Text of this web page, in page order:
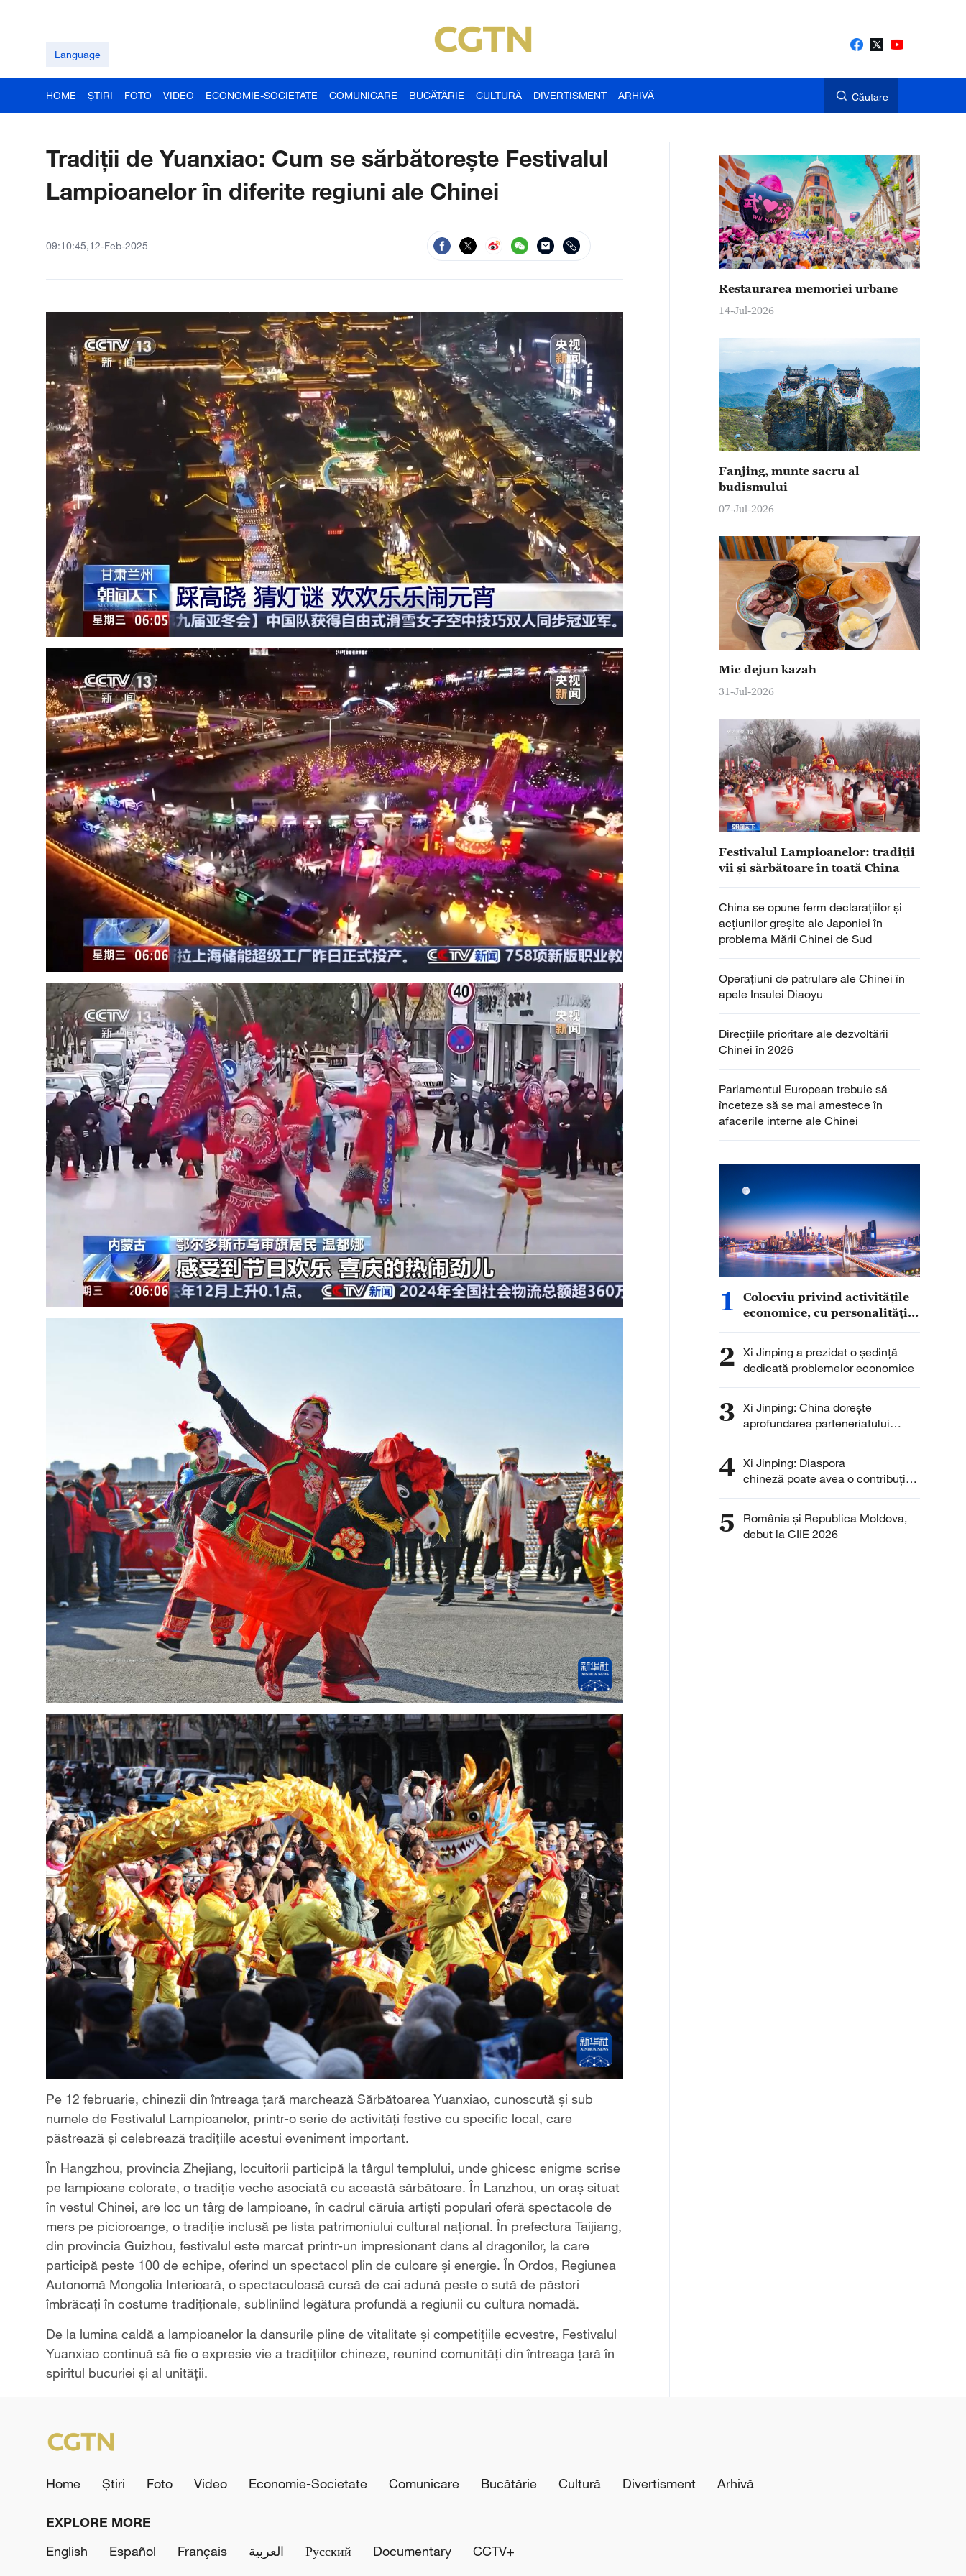
Language
HOME ȘTIRI FOTO VIDEO ECONOMIE-SOCIETATE COMUNICARE BUCĂTĂRIE CULTURĂ DIVERTISMENT ARHIVĂ Căutare
Tradiții de Yuanxiao: Cum se sărbătorește Festivalul
Lampioanelor în diferite regiuni ale Chinei
09:10:45,12-Feb-2025
Pe 12 februarie, chinezii din întreaga țară marchează Sărbătoarea Yuanxiao, cunoscută și sub
numele de Festivalul Lampioanelor, printr-o serie de activități festive cu specific local, care
păstrează și celebrează tradițiile acestui eveniment important.
În Hangzhou, provincia Zhejiang, locuitorii participă la târgul templului, unde ghicesc enigme scrise
pe lampioane colorate, o tradiție veche asociată cu această sărbătoare. În Lanzhou, un oraș situat
în vestul Chinei, are loc un târg de lampioane, în cadrul căruia artiști populari oferă spectacole de
mers pe picioroange, o tradiție inclusă pe lista patrimoniului cultural național. În prefectura Taijiang,
din provincia Guizhou, festivalul este marcat printr-un impresionant dans al dragonilor, la care
participă peste 100 de echipe, oferind un spectacol plin de culoare și energie. În Ordos, Regiunea
Autonomă Mongolia Interioară, o spectaculoasă cursă de cai adună peste o sută de păstori
îmbrăcați în costume tradiționale, subliniind legătura profundă a regiunii cu cultura nomadă.
De la lumina caldă a lampioanelor la dansurile pline de vitalitate și competițiile ecvestre, Festivalul
Yuanxiao continuă să fie o expresie vie a tradițiilor chineze, reunind comunități din întreaga țară în
spiritul bucuriei și al unității.
Restaurarea memoriei urbane
14-Jul-2026
Fanjing, munte sacru al
budismului
07-Jul-2026
Mic dejun kazah
31-Jul-2026
Festivalul Lampioanelor: tradiții
vii și sărbătoare în toată China
China se opune ferm declarațiilor și
acțiunilor greșite ale Japoniei în
problema Mării Chinei de Sud
Operațiuni de patrulare ale Chinei în
apele Insulei Diaoyu
Direcțiile prioritare ale dezvoltării
Chinei în 2026
Parlamentul European trebuie să
înceteze să se mai amestece în
afacerile interne ale Chinei
1
Colocviu privind activitățile
economice, cu personalități
2 Xi Jinping a prezidat o ședință
dedicată problemelor economice
3 Xi Jinping: China dorește
aprofundarea parteneriatului
strategic cu Slovacia
4 Xi Jinping: Diaspora
chineză poate avea o contribuție
și mai importantă la
5
România și Republica Moldova,
debut la CIIE 2026
Home Știri Foto Video Economie-Societate Comunicare Bucătărie Cultură Divertisment Arhivă
EXPLORE MORE
English
Español Français العربية Русский Documentary CCTV+